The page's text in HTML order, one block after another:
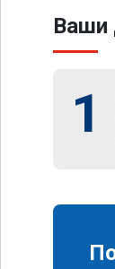
Ваши
1